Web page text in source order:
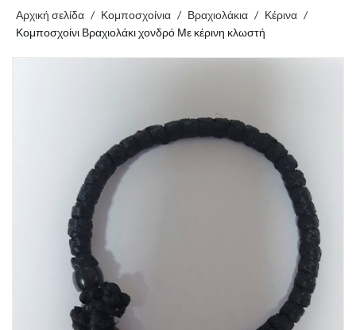
Αρχική σελίδα / Κομποσχοίνια / Βραχιολάκια / Κέρινα /
Κομποσχοίνι Βραχιολάκι χονδρό Με κέρινη κλωστή